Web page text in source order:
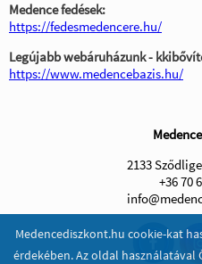
Medencediszkont.hu cookie-kat
érdekében. Az oldal használatával
Medence fedések:
https://fedesmedencere.hu/
Legújabb webáruházunk -
https://www.medencebazis.hu/
2133
+36 70